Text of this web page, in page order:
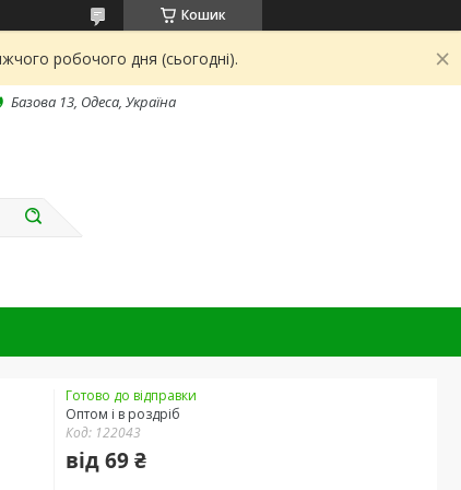
Кошик
робочого дня (сьогодні).
Базова 13, Одеса, Україна
Готово до відправки
Оптом і в роздріб
Код: 122043
від69 ₴